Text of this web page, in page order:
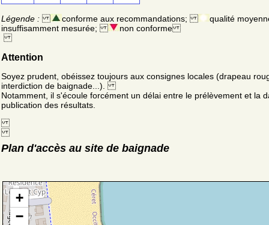
Légende : conforme aux recommandations;
qualité
insuffisamment mesurée;
non conforme
Attention
Soyez prudent, obéissez toujours aux consignes locales (drapeau
interdiction de baignade...).
Notamment, il s'écoule forcément un délai entre le prélèvement et la
publication des résultats.
Plan d'accès au site de baignade
+
−